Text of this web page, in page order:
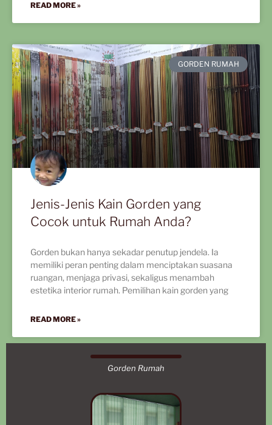
READ MORE »
GORDEN RUMAH
Jenis-Jenis Kain Gorden yang
Cocok untuk Rumah Anda?
Gorden bukan hanya sekadar penutup jendela. Ia
memiliki peran penting dalam menciptakan suasana
ruangan, menjaga privasi, sekaligus menambah
estetika interior rumah. Pemilihan kain gorden yang
READ MORE »
Gorden Rumah